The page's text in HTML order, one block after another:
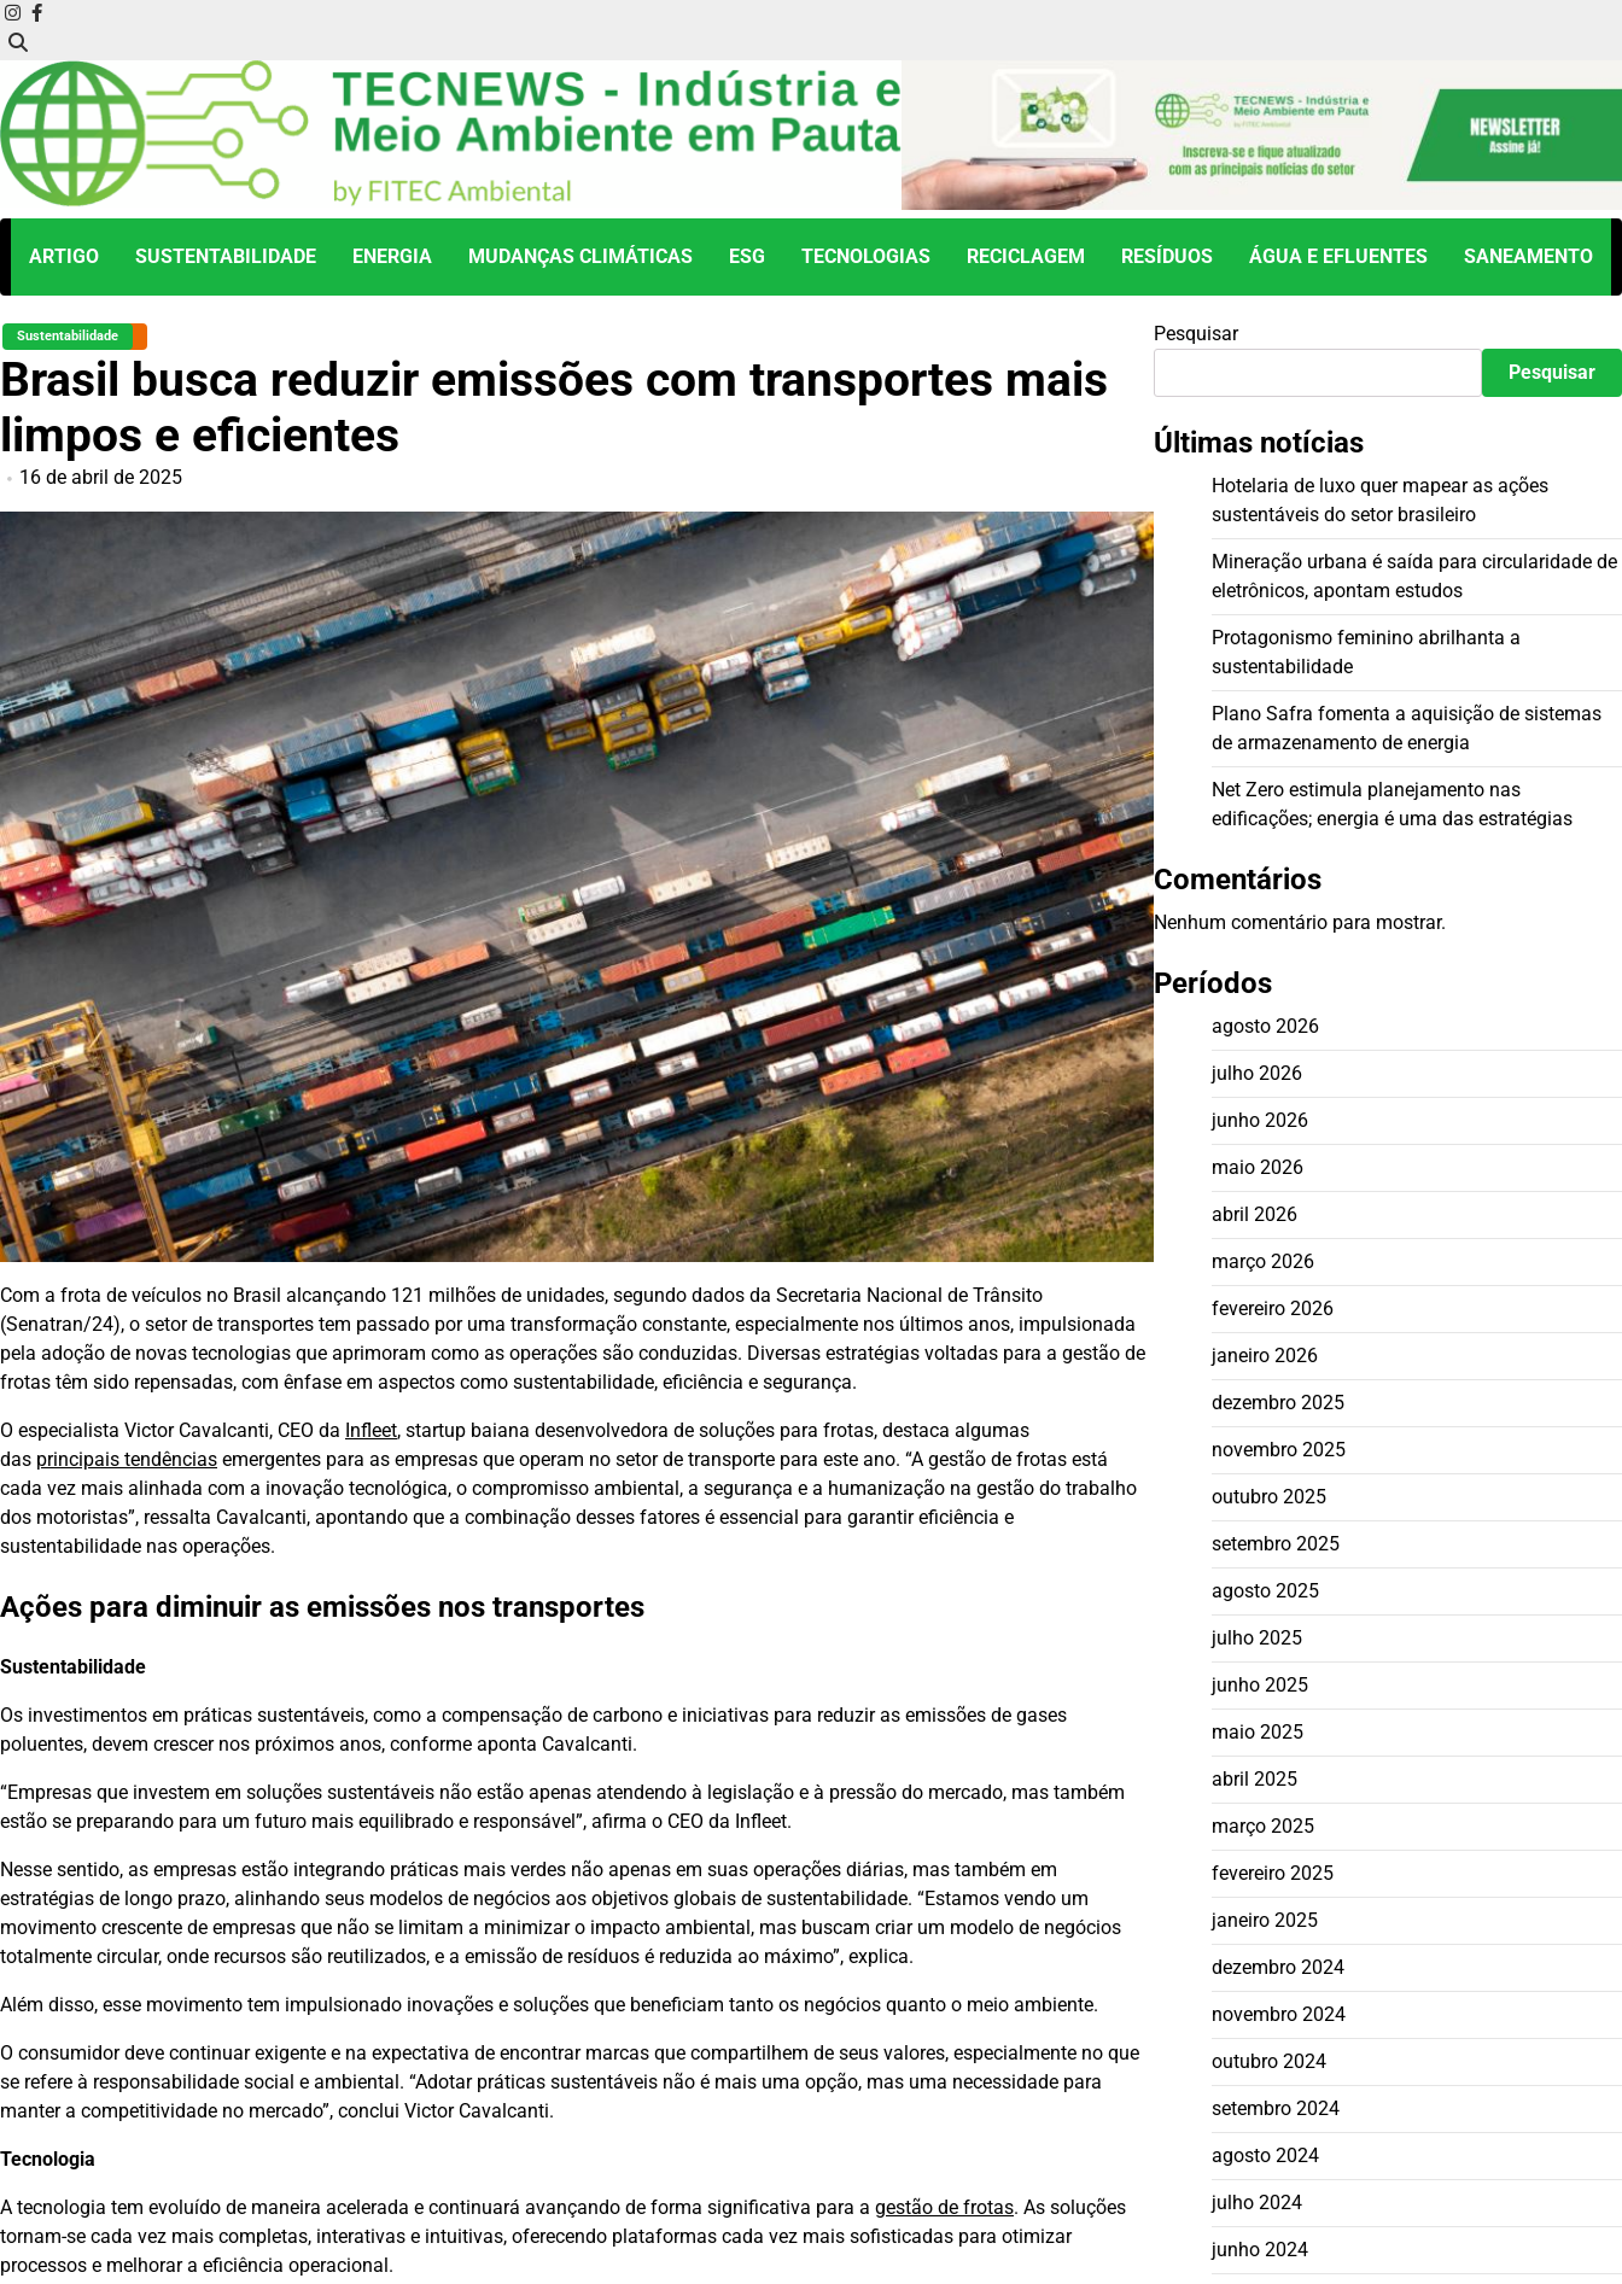
Skip
to
content
instagram
facebook
ARTIGO SUSTENTABILIDADE ENERGIA MUDANÇAS CLIMÁTICAS ESG TECNOLOGIAS RECICLAGEM RESÍDUOS ÁGUA E EFLUENTES SANEAMENTO
Sustentabilidade
Brasil busca reduzir emissões com transportes mais
limpos e eficientes
16 de abril de 2025
Com a frota de veículos no Brasil alcançando 121 milhões de unidades, segundo dados da Secretaria Nacional de Trânsito
(Senatran/24), o setor de transportes tem passado por uma transformação constante, especialmente nos últimos anos, impulsionada
pela adoção de novas tecnologias que aprimoram como as operações são conduzidas. Diversas estratégias voltadas para a gestão de
frotas têm sido repensadas, com ênfase em aspectos como sustentabilidade, eficiência e segurança.
O especialista Victor Cavalcanti, CEO da Infleet, startup baiana desenvolvedora de soluções para frotas, destaca algumas
das principais tendências emergentes para as empresas que operam no setor de transporte para este ano. “A gestão de frotas está
cada vez mais alinhada com a inovação tecnológica, o compromisso ambiental, a segurança e a humanização na gestão do trabalho
dos motoristas”, ressalta Cavalcanti, apontando que a combinação desses fatores é essencial para garantir eficiência e
sustentabilidade nas operações.
Ações para diminuir as emissões nos transportes
Sustentabilidade
Os investimentos em práticas sustentáveis, como a compensação de carbono e iniciativas para reduzir as emissões de gases
poluentes, devem crescer nos próximos anos, conforme aponta Cavalcanti.
“Empresas que investem em soluções sustentáveis não estão apenas atendendo à legislação e à pressão do mercado, mas também
estão se preparando para um futuro mais equilibrado e responsável”, afirma o CEO da Infleet.
Nesse sentido, as empresas estão integrando práticas mais verdes não apenas em suas operações diárias, mas também em
estratégias de longo prazo, alinhando seus modelos de negócios aos objetivos globais de sustentabilidade. “Estamos vendo um
movimento crescente de empresas que não se limitam a minimizar o impacto ambiental, mas buscam criar um modelo de negócios
totalmente circular, onde recursos são reutilizados, e a emissão de resíduos é reduzida ao máximo”, explica.
Além disso, esse movimento tem impulsionado inovações e soluções que beneficiam tanto os negócios quanto o meio ambiente.
O consumidor deve continuar exigente e na expectativa de encontrar marcas que compartilhem de seus valores, especialmente no que
se refere à responsabilidade social e ambiental. “Adotar práticas sustentáveis não é mais uma opção, mas uma necessidade para
manter a competitividade no mercado”, conclui Victor Cavalcanti.
Tecnologia
A tecnologia tem evoluído de maneira acelerada e continuará avançando de forma significativa para a gestão de frotas. As soluções
tornam-se cada vez mais completas, interativas e intuitivas, oferecendo plataformas cada vez mais sofisticadas para otimizar
processos e melhorar a eficiência operacional.
Pesquisar
Pesquisar
Últimas notícias
Hotelaria de luxo quer mapear as ações
sustentáveis do setor brasileiro
Mineração urbana é saída para circularidade de
eletrônicos, apontam estudos
Protagonismo feminino abrilhanta a
sustentabilidade
Plano Safra fomenta a aquisição de sistemas
de armazenamento de energia
Net Zero estimula planejamento nas
edificações; energia é uma das estratégias
Comentários
Nenhum comentário para mostrar.
Períodos
agosto 2026
julho 2026
junho 2026
maio 2026
abril 2026
março 2026
fevereiro 2026
janeiro 2026
dezembro 2025
novembro 2025
outubro 2025
setembro 2025
agosto 2025
julho 2025
junho 2025
maio 2025
abril 2025
março 2025
fevereiro 2025
janeiro 2025
dezembro 2024
novembro 2024
outubro 2024
setembro 2024
agosto 2024
julho 2024
junho 2024